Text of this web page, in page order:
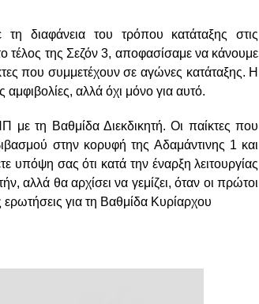
τη διαφάνεια του τρόπου κατάταξης στις
τέλος της Σεζόν 3, αποφασίσαμε να κάνουμε
που συμμετέχουν σε αγώνες κατάταξης. Η
αμφιβολίες, αλλά όχι μόνο για αυτό.
με τη Βαθμίδα Διεκδικητή. Οι παίκτες που
στην κορυφή της Αδαμάντινης 1 και
υπόψη σας ότι κατά την έναρξη λειτουργίας
αλλά θα αρχίσει να γεμίζει, όταν οι πρώτοι
για τη Βαθμίδα Κυρίαρχου